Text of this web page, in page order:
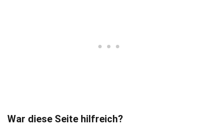
War diese Seite hilfreich?